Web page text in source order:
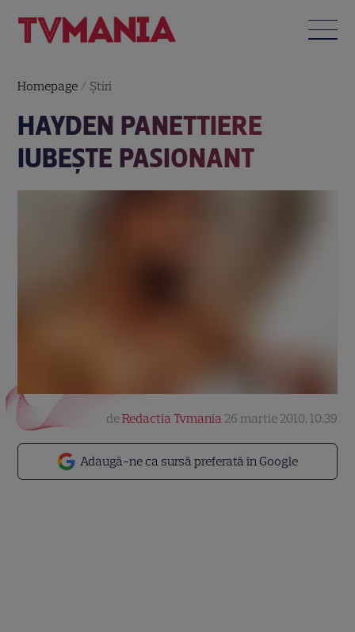
Homepage / Știri
HAYDEN PANETTIERE
IUBEŞTE PASIONANT
Adaugă-ne ca sursă preferată în Google
deRedactia Tvmania 26 martie 2010, 10:39